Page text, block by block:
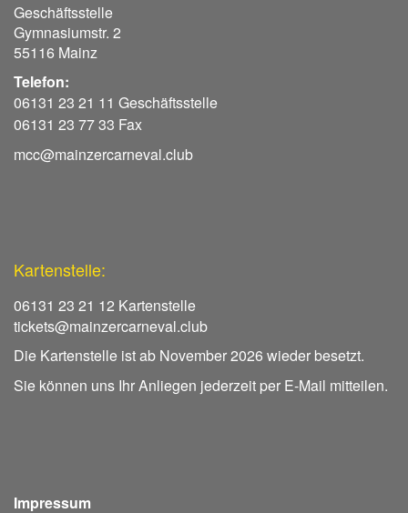
Geschäftsstelle
Gymnasiumstr. 2
55116 Mainz
Telefon:
06131 23 21 11 Geschäftsstelle
06131 23 77 33 Fax
mcc@mainzercarneval.club
Kartenstelle:
06131 23 21 12 Kartenstelle
tickets@mainzercarneval.club
Die Kartenstelle ist ab November 2026 wieder besetzt.
Sie können uns Ihr Anliegen jederzeit per E-Mail mitteilen.
Impressum